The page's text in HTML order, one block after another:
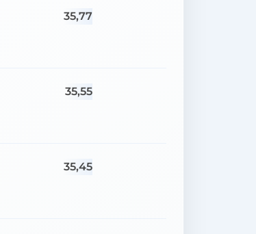
35,77
35,55
35,45